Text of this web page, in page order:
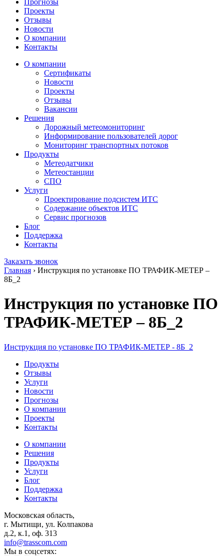
Прогнозы
Проекты
Отзывы
Новости
О компании
Контакты
О компании
Сертификаты
Новости
Проекты
Отзывы
Вакансии
Решения
Дорожный метеомониторинг
Информирование пользователей дорог
Мониторинг транспортных потоков
Продукты
Метеодатчики
Метеостанции
СПО
Услуги
Проектирование подсистем ИТС
Содержание объектов ИТС
Сервис прогнозов
Блог
Поддержка
Контакты
Заказать звонок
Главная › Инструкция по установке ПО ТРАФИК-МЕТЕР –
8Б_2
Инструкция по установке ПО
ТРАФИК-МЕТЕР – 8Б_2
Инструкция по установке ПО ТРАФИК-МЕТЕР - 8Б_2
Продукты
Отзывы
Услуги
Новости
Прогнозы
О компании
Проекты
Контакты
О компании
Решения
Продукты
Услуги
Блог
Поддержка
Контакты
Московская область,
г. Мытищи, ул. Колпакова
д.2, к.1, оф. 313
info@trasscom.com
Мы в соцсетях: